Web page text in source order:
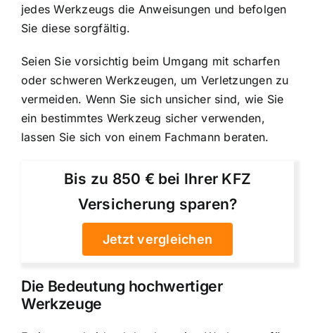
jedes Werkzeugs die Anweisungen und befolgen
Sie diese sorgfältig.
Seien Sie vorsichtig beim Umgang mit scharfen
oder schweren Werkzeugen, um Verletzungen zu
vermeiden. Wenn Sie sich unsicher sind, wie Sie
ein bestimmtes Werkzeug sicher verwenden,
lassen Sie sich von einem Fachmann beraten.
Bis zu 850 € bei Ihrer KFZ
Versicherung sparen?
Jetzt vergleichen
Die Bedeutung hochwertiger
Werkzeuge